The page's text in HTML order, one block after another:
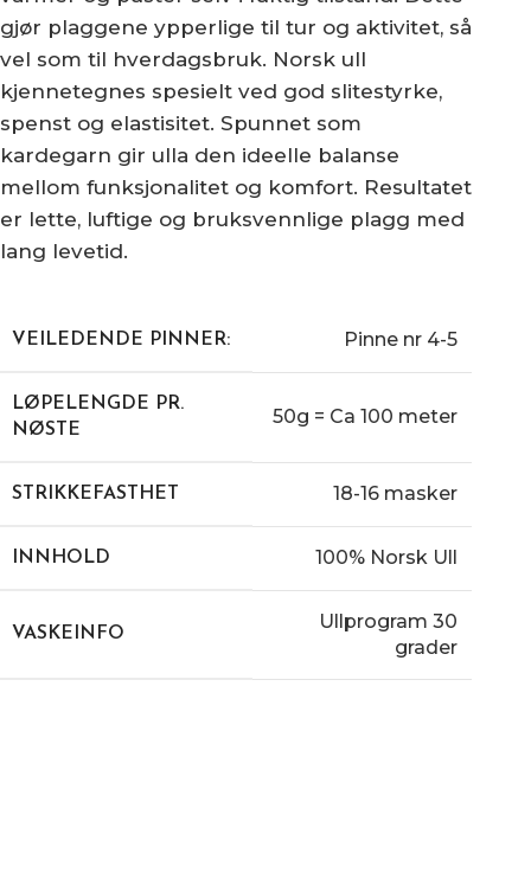
gjør plaggene ypperlige til tur og aktivitet, så
vel som til hverdagsbruk. Norsk ull
kjennetegnes spesielt ved god slitestyrke,
spenst og elastisitet. Spunnet som
kardegarn gir ulla den ideelle balanse
mellom funksjonalitet og komfort. Resultatet
er lette, luftige og bruksvennlige plagg med
lang levetid.
VEILEDENDE PINNER: Pinne nr 4-5
LØPELENGDE PR.
NØSTE
50g = Ca 100 meter
STRIKKEFASTHET 18-16 masker
INNHOLD 100% Norsk Ull
VASKEINFO
Ullprogram 30
grader